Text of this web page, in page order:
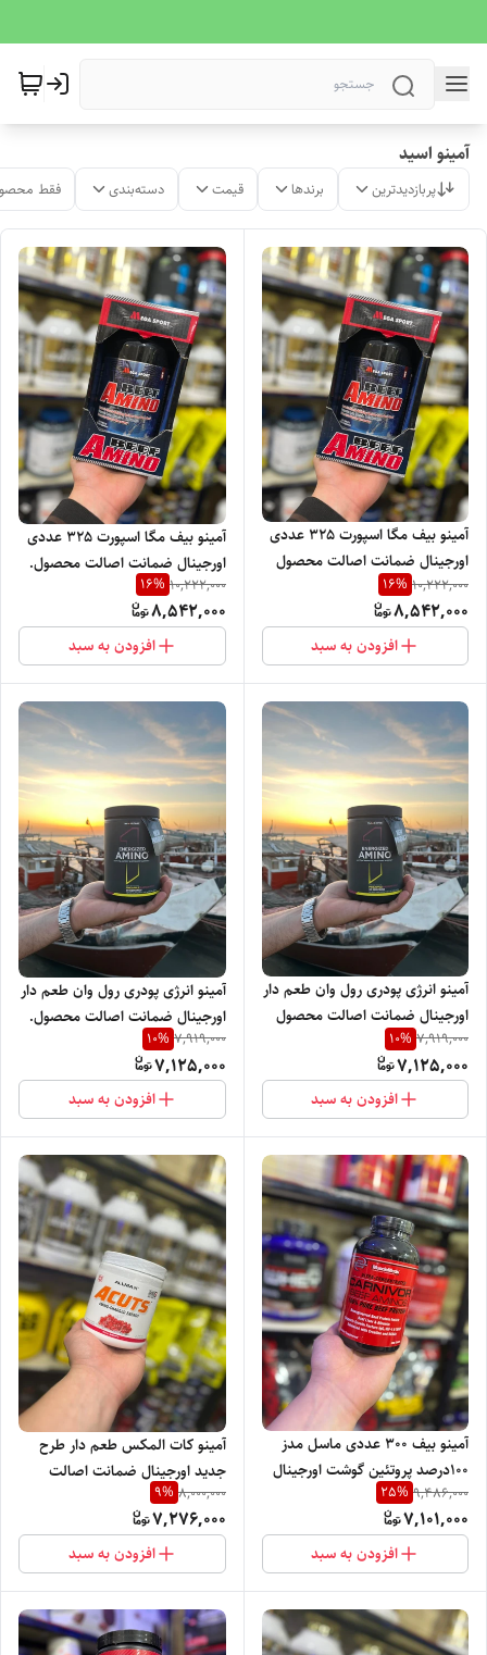
آمینو اسید
پربازدیدترین برندها قیمت دسته‌بندی فقط
آمینو بیف مگا اسپورت 325 عددی
اورجینال ضمانت اصالت محصول
10,222,000
16%
8,542,000
افزودن به سبد
آمینو بیف مگا اسپورت 325 عددی
اورجینال ضمانت اصالت محصول.
10,222,000
16%
8,542,000
افزودن به سبد
آمینو انرژی پودری رول وان طعم دار
اورجینال ضمانت اصالت محصول
7,919,000
10%
7,125,000
افزودن به سبد
آمینو انرژی پودری رول وان طعم دار
اورجینال ضمانت اصالت محصول.
7,919,000
10%
7,125,000
افزودن به سبد
آمینو بیف 300 عددی ماسل مدز
100درصد پروتئین گوشت اورجینال
ضمانت اصالت محصول
9,486,000
25%
7,101,000
افزودن به سبد
آمینو کات المکس طعم دار طرح
جدید اورجینال ضمانت اصالت
محصول
8,000,000
9%
7,276,000
افزودن به سبد